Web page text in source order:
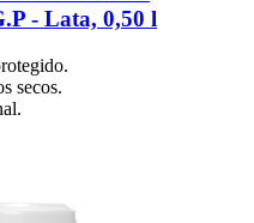
-​ Lata, 0,50 l
secos.